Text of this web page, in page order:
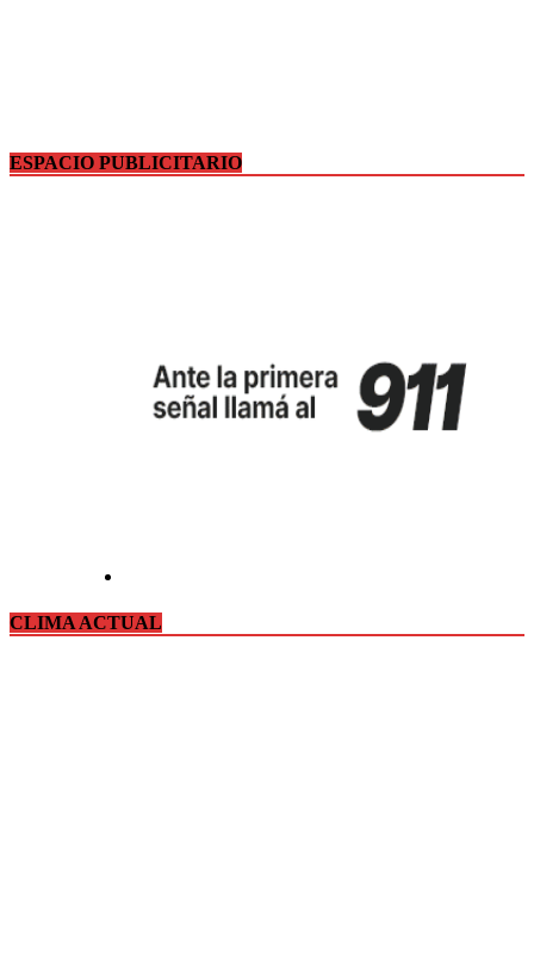
ESPACIO PUBLICITARIO
CLIMA ACTUAL